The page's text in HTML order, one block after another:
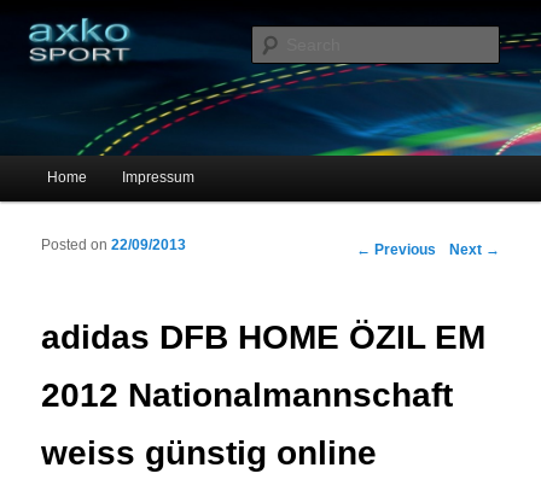
axko-sport – Sportschuhe online
Main menu
Skip to primary content
Skip to secondary content
Home Impressum
Post navigation
← Previous Next →
adidas DFB HOME ÖZIL EM
2012 Nationalmannschaft
weiss günstig online
Posted on22/09/2013